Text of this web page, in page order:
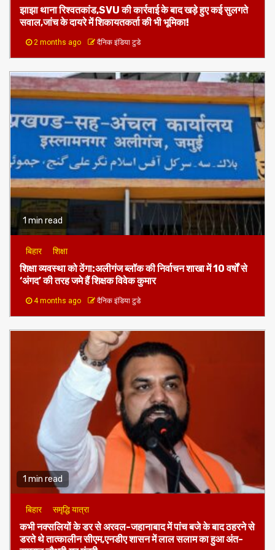
झाझा थाना रिश्वतकांड,SVU की कार्रवाई के बाद खड़े हुए कई सुलगते
सवाल,जांच के दायरे में शिकायतकर्ता की भी भूमिका!
2 months ago दैनिक इंडिया टुडे
1 min read
बिहार शिक्षा
शिक्षा व्यवस्था को ठेंगा:अलीगंज ब्लॉक की निर्वाचन शाखा में 10 वर्षों से
‘अंगद’ की तरह जमे हैं शिक्षक विवेक कुमार
4 months ago दैनिक इंडिया टुडे
1 min read
बिहार समृद्धि यात्रा
कभी नक्सलियों के डर से अरवल-जहानाबाद में पांच बजे के बाद ठहरने से
डरते थे तात्कालीन सीएम,एनडीए शासन में लाल सलाम का हुआ अंत-